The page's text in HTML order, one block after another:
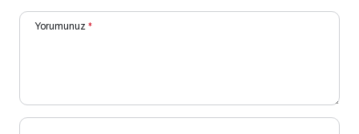
Yorumunuz *